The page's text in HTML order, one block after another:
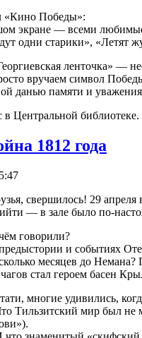
«Кино Победы»:
экране — всеми
одни старики», «Летят
ленточка» —
вручаем символ
данью памяти и
Центральной библиотеке.
1812 года
свершилось! 29
— в зале было по-
говорили?
и событиях
месяцев до
стал героем басен
многие удивились,
Тильзитский мир был не